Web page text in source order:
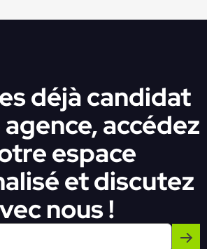
déjà candidat
accédez
espace
et discutez
nous !